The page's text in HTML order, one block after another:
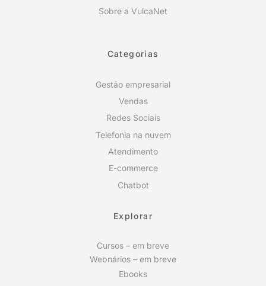
Sobre a VulcaNet
Categorias
Gestão empresarial
Vendas
Redes Sociais
Telefonia na nuvem
Atendimento
E-commerce
Chatbot
Explorar
Cursos – em breve
Webnários – em breve
Ebooks